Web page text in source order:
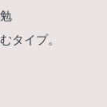
タイプ。